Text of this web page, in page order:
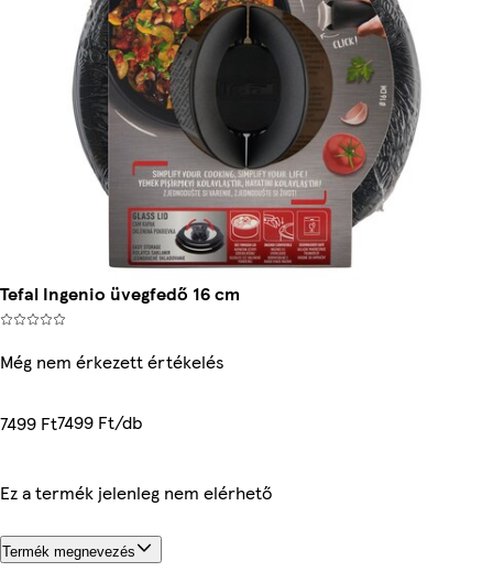
Tefal Ingenio üvegfedő 16 cm
Még nem érkezett értékelés
7499 Ft7499 Ft/db
Ez a termék jelenleg nem elérhető
Termék megnevezés